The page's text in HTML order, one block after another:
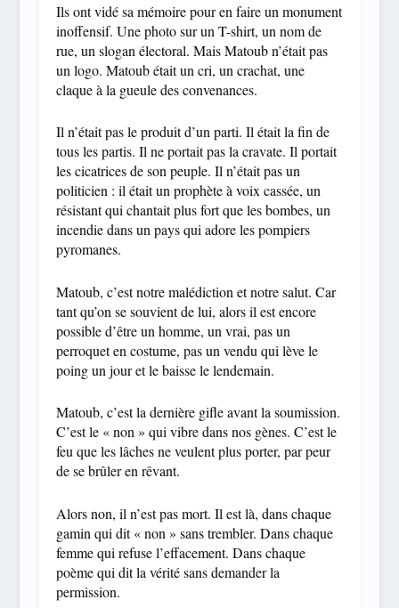
Ils ont vidé sa mémoire pour en faire un monument
inoffensif. Une photo sur un T-shirt, un nom de
rue, un slogan électoral. Mais Matoub n’était pas
un logo. Matoub était un cri, un crachat, une
claque à la gueule des convenances.
Il n’était pas le produit d’un parti. Il était la fin de
tous les partis. Il ne portait pas la cravate. Il portait
les cicatrices de son peuple. Il n’était pas un
politicien : il était un prophète à voix cassée, un
résistant qui chantait plus fort que les bombes, un
incendie dans un pays qui adore les pompiers
pyromanes.
Matoub, c’est notre malédiction et notre salut. Car
tant qu’on se souvient de lui, alors il est encore
possible d’être un homme, un vrai, pas un
perroquet en costume, pas un vendu qui lève le
poing un jour et le baisse le lendemain.
Matoub, c’est la dernière gifle avant la soumission.
C’est le « non » qui vibre dans nos gènes. C’est le
feu que les lâches ne veulent plus porter, par peur
de se brûler en rêvant.
Alors non, il n’est pas mort. Il est là, dans chaque
gamin qui dit « non » sans trembler. Dans chaque
femme qui refuse l’effacement. Dans chaque
poème qui dit la vérité sans demander la
permission.